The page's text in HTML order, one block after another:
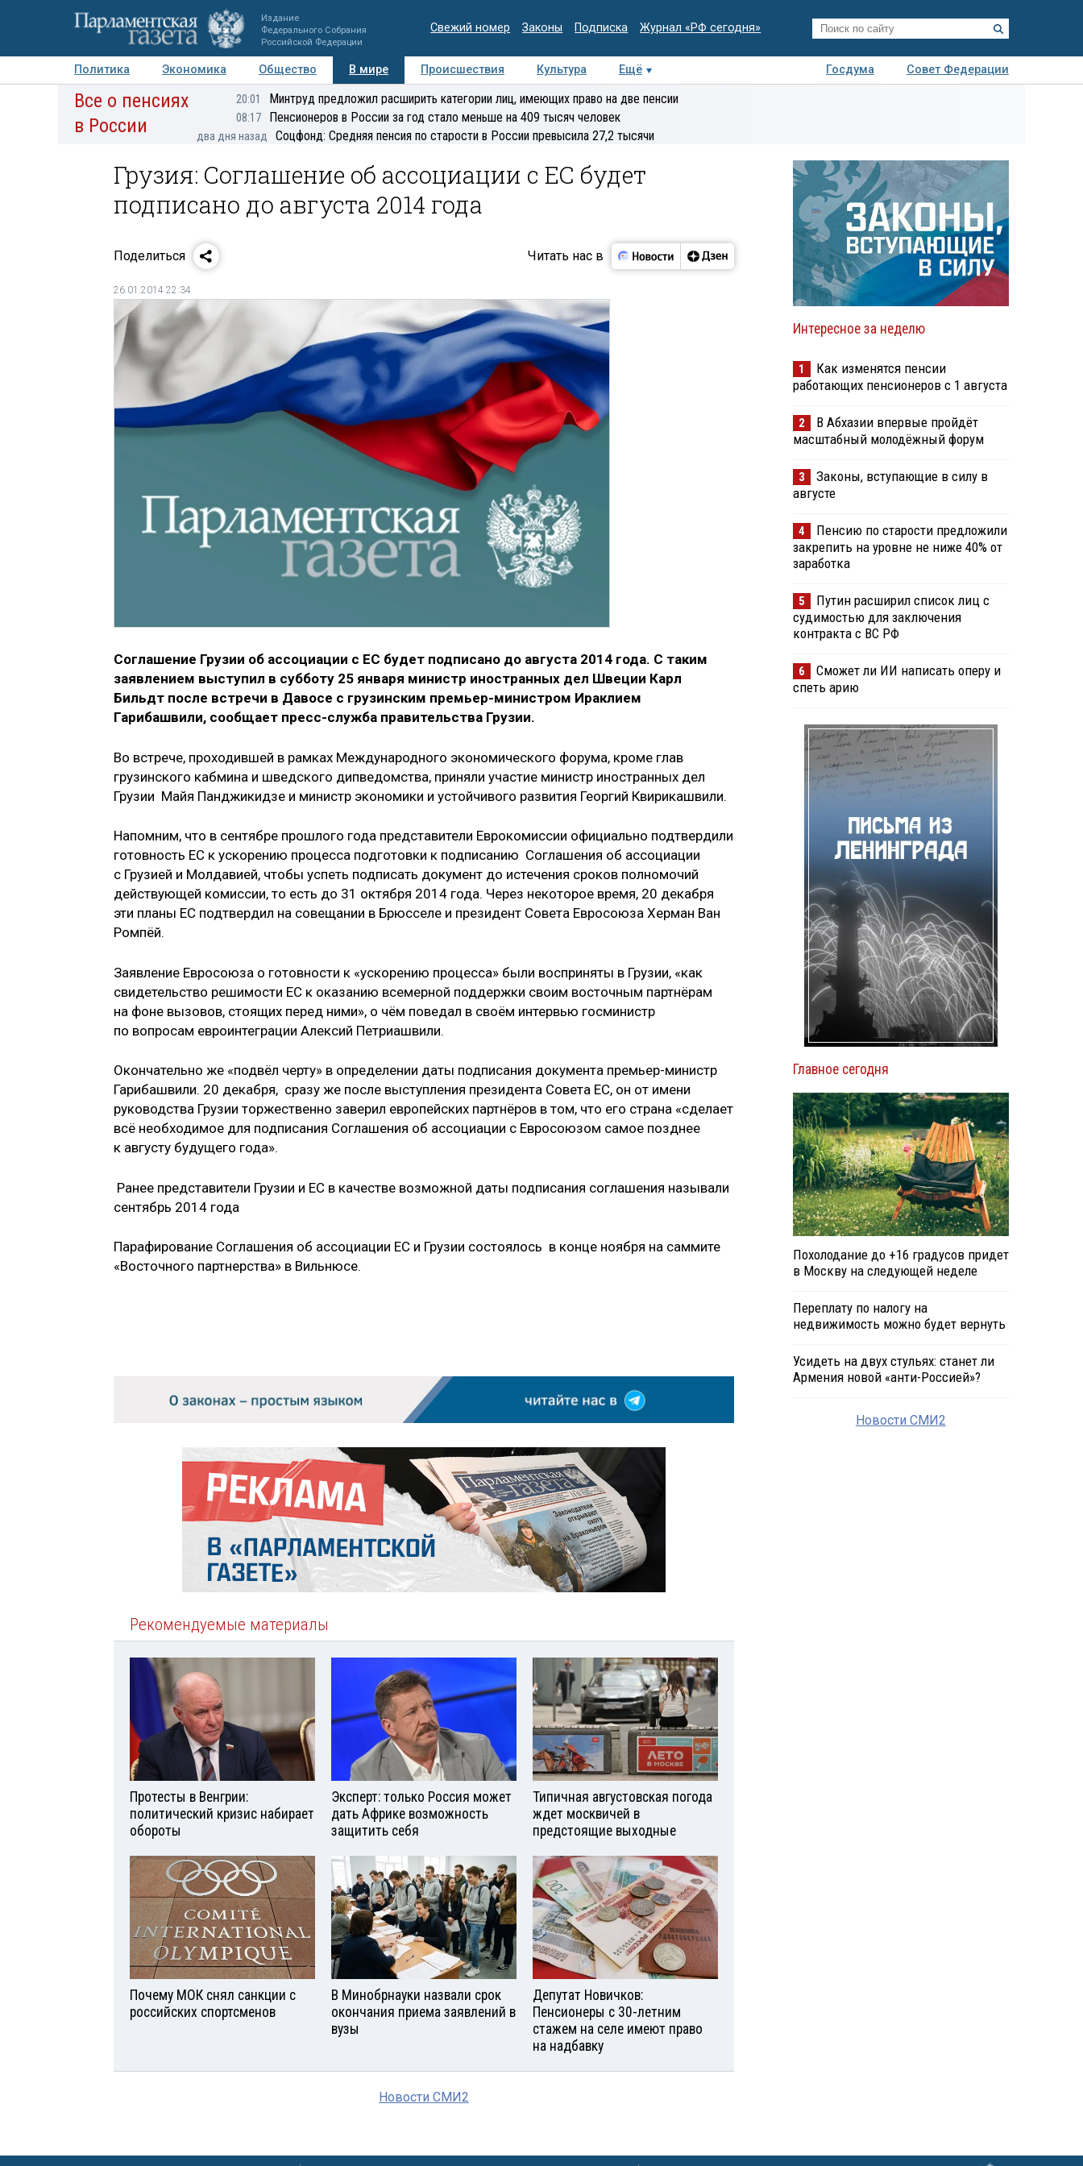
Издание
Федерального Собрания
Российской Федерации
Свежий номер Законы Подписка Журнал «РФ сегодня»
Политика Экономика Общество В мире Происшествия Культура Ещё Госдума
Совет Федерации
Авторы Персоны Мнения Регионы Медиацентр Интервью Колумнисты
Деловая
Все о пенсиях
в России
20:01 Минтруд предложил расширить категории лиц, имеющих право на две пенсии
08:17 Пенсионеров в России за год стало меньше на 409 тысяч человек
два дня назад Соцфонд: Средняя пенсия по старости в России превысила 27,2 тысячи
Грузия: Соглашение об ассоциации с ЕС будет
подписано до августа 2014 года
Поделиться Читать нас в
26.01.2014 22:34
Соглашение Грузии об ассоциации с ЕС будет подписано до августа 2014 года. С таким
заявлением выступил в субботу 25 января министр иностранных дел Швеции Карл
Бильдт после встречи в Давосе с грузинским премьер-министром Ираклием
Гарибашвили, сообщает пресс-служба правительства Грузии.
Во встрече, проходившей в рамках Международного экономического форума, кроме глав
грузинского кабмина и шведского дипведомства, приняли участие министр иностранных дел
Грузии Майя Панджикидзе и министр экономики и устойчивого развития Георгий Квирикашвили.
Напомним, что в сентябре прошлого года представители Еврокомиссии официально подтвердили
готовность ЕС к ускорению процесса подготовки к подписанию Соглашения об ассоциации
с Грузией и Молдавией, чтобы успеть подписать документ до истечения сроков полномочий
действующей комиссии, то есть до 31 октября 2014 года. Через некоторое время, 20 декабря
эти планы ЕС подтвердил на совещании в Брюсселе и президент Совета Евросоюза Херман Ван
Ромпёй.
Заявление Евросоюза о готовности к «ускорению процесса» были восприняты в Грузии, «как
свидетельство решимости ЕС к оказанию всемерной поддержки своим восточным партнёрам
на фоне вызовов, стоящих перед ними», о чём поведал в своём интервью госминистр
по вопросам евроинтеграции Алексий Петриашвили.
Окончательно же «подвёл черту» в определении даты подписания документа премьер-министр
Гарибашвили. 20 декабря, сразу же после выступления президента Совета ЕС, он от имени
руководства Грузии торжественно заверил европейских партнёров в том, что его страна «сделает
всё необходимое для подписания Соглашения об ассоциации с Евросоюзом самое позднее
к августу будущего года».
Ранее представители Грузии и ЕС в качестве возможной даты подписания соглашения называли
сентябрь 2014 года
Парафирование Соглашения об ассоциации ЕС и Грузии состоялось в конце ноября на саммите
«Восточного партнерства» в Вильнюсе.
Рекомендуемые материалы
Протесты в Венгрии:
политический кризис набирает
обороты
Эксперт: только Россия может
дать Африке возможность
защитить себя
Типичная августовская погода
ждет москвичей в
предстоящие выходные
Почему МОК снял санкции с
российских спортсменов
В Минобрнауки назвали срок
окончания приема заявлений в
вузы
Депутат Новичков:
Пенсионеры с 30-летним
стажем на селе имеют право
на надбавку
Новости СМИ2
Интересное за неделю
1
Как изменятся пенсии
работающих пенсионеров с 1 августа
2
В Абхазии впервые пройдёт
масштабный молодёжный форум
3
Законы, вступающие в силу в
августе
4
Пенсию по старости предложили
закрепить на уровне не ниже 40% от
заработка
5
Путин расширил список лиц с
судимостью для заключения
контракта с ВС РФ
6
Сможет ли ИИ написать оперу и
спеть арию
Главное сегодня
Похолодание до +16 градусов придет
в Москву на следующей неделе
Переплату по налогу на
недвижимость можно будет вернуть
Усидеть на двух стульях: станет ли
Армения новой «анти-Россией»?
Новости СМИ2